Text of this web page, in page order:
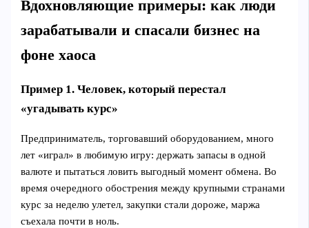
Вдохновляющие примеры: как люди
зарабатывали и спасали бизнес на
фоне хаоса
Пример 1. Человек, который перестал
«угадывать курс»
Предприниматель, торговавший оборудованием, много
лет «играл» в любимую игру: держать запасы в одной
валюте и пытаться ловить выгодный момент обмена. Во
время очередного обострения между крупными странами
курс за неделю улетел, закупки стали дороже, маржа
съехала почти в ноль.